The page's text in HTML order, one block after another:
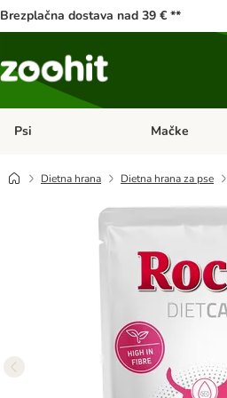
Brezplačna dostava nad 39 € **
Psi Odprite meni
Mačke
Dietna hrana Dietna hrana za pse